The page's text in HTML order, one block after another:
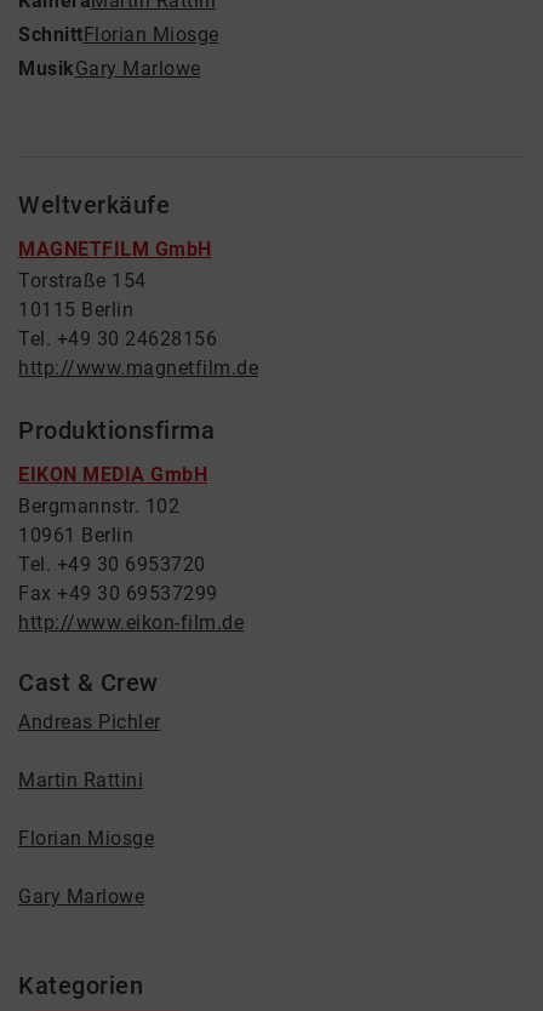
SchnittFlorian Miosge
MusikGary Marlowe
Weltverkäufe
MAGNETFILM GmbH
Torstraße 154
10115 Berlin
Tel. +49 30 24628156
http://www.magnetfilm.de
Produktionsfirma
EIKON MEDIA GmbH
Bergmannstr. 102
10961 Berlin
Tel. +49 30 6953720
Fax +49 30 69537299
http://www.eikon-film.de
Cast & Crew
Andreas Pichler
Martin Rattini
Florian Miosge
Gary Marlowe
Kategorien